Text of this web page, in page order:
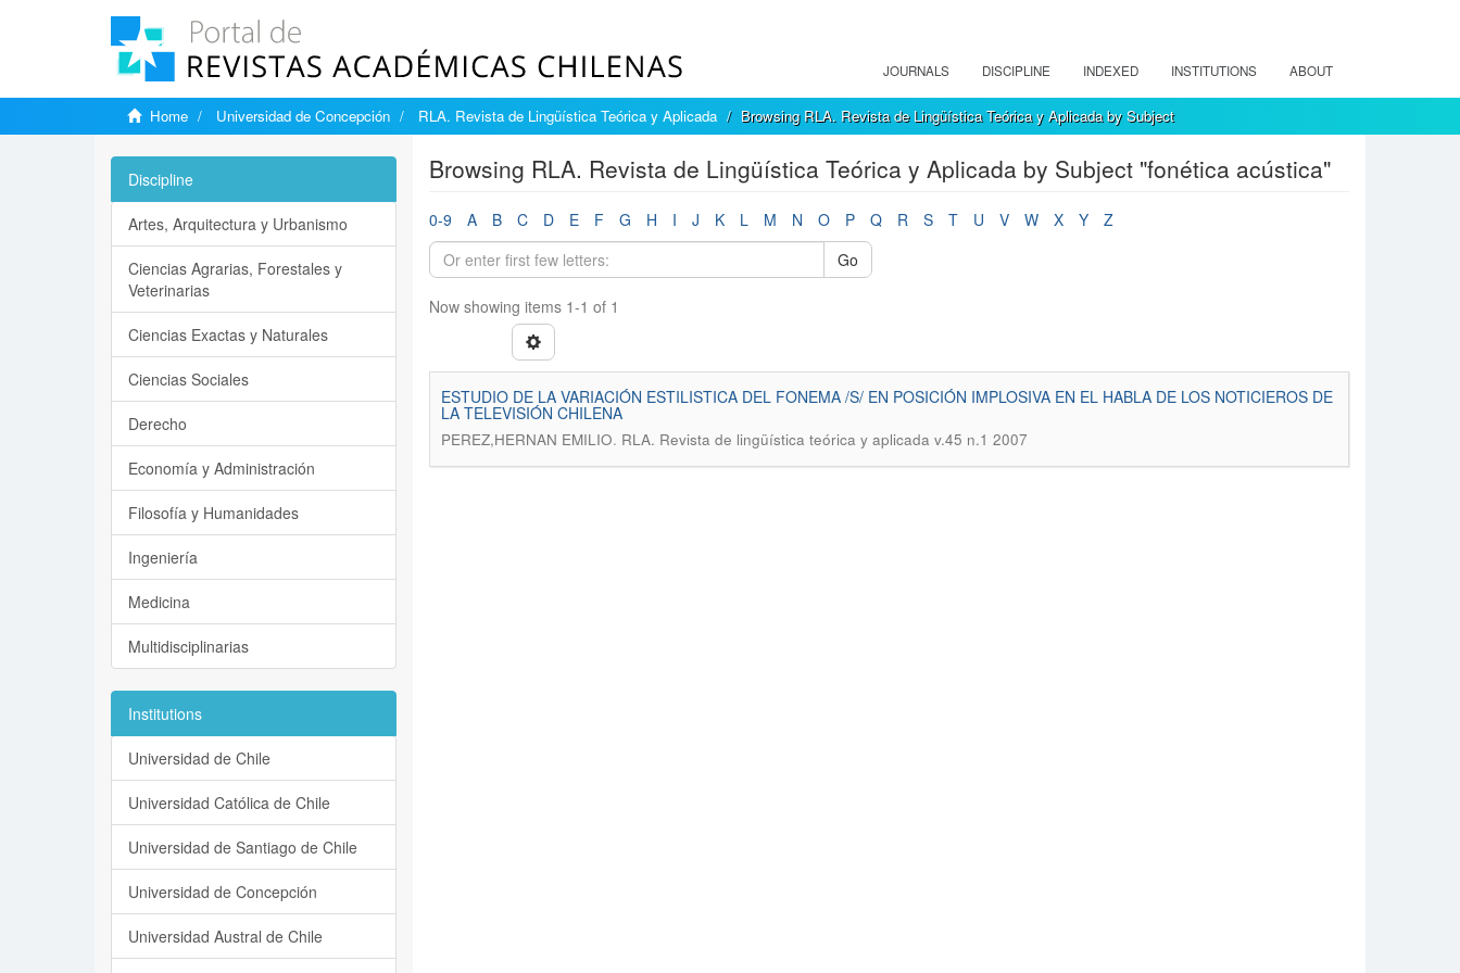
JOURNALS DISCIPLINE INDEXED INSTITUTIONS ABOUT
Home Universidad de Concepción RLA. Revista de Lingüística Teórica y Aplicada Browsing RLA. Revista de Lingüística Teórica y Aplicada by Subject
Browsing RLA. Revista de Lingüística Teórica y Aplicada by Subject "fonética acústica"
0-9 A B C D E F G H I J K L M N O P Q R S T U V W X Y
Z
Go
Now showing items 1-1 of 1
ESTUDIO DE LA VARIACIÓN ESTILISTICA DEL FONEMA /S/ EN POSICIÓN IMPLOSIVA EN EL HABLA DE LOS NOTICIEROS DE
LA TELEVISIÓN CHILENA
PEREZ,HERNAN EMILIO. RLA. Revista de lingüística teórica y aplicada v.45 n.1 2007
Discipline
Artes, Arquitectura y Urbanismo
Ciencias Agrarias, Forestales y
Veterinarias
Ciencias Exactas y Naturales
Ciencias Sociales
Derecho
Economía y Administración
Filosofía y Humanidades
Ingeniería
Medicina
Multidisciplinarias
Institutions
Universidad de Chile
Universidad Católica de Chile
Universidad de Santiago de Chile
Universidad de Concepción
Universidad Austral de Chile